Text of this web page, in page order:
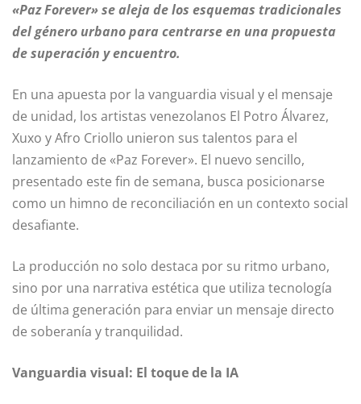
«Paz Forever» se aleja de los esquemas tradicionales
del género urbano para centrarse en una propuesta
de superación y encuentro.
En una apuesta por la vanguardia visual y el mensaje
de unidad, los artistas venezolanos El Potro Álvarez,
Xuxo y Afro Criollo unieron sus talentos para el
lanzamiento de «Paz Forever». El nuevo sencillo,
presentado este fin de semana, busca posicionarse
como un himno de reconciliación en un contexto social
desafiante.
La producción no solo destaca por su ritmo urbano,
sino por una narrativa estética que utiliza tecnología
de última generación para enviar un mensaje directo
de soberanía y tranquilidad.
Vanguardia visual: El toque de la IA